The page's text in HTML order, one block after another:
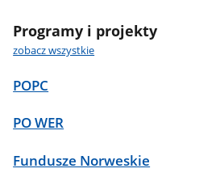
Programy i projekty
zobacz wszystkie
POPC
PO WER
Fundusze Norweskie